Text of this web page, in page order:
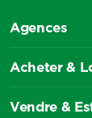
Agences
Acheter &
Vendre &